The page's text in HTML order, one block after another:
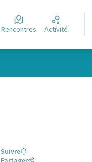
Rencontres Activité
Suivre